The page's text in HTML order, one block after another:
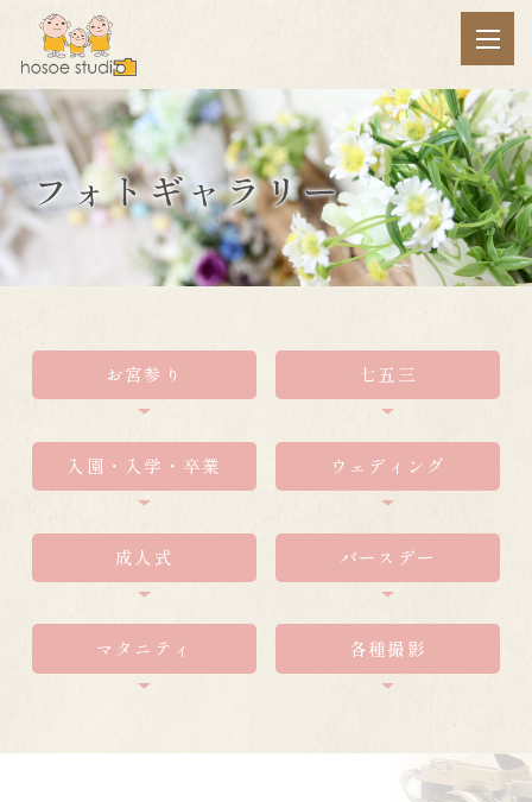
お宮参り 七五三
入園・入学・卒業 ウェディング
成人式 バースデー
マタニティ 各種撮影